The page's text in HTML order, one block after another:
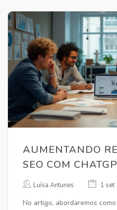
AUMENTANDO
SEO COM
DO MARKETING
Luísa Antunes 1 set
No artigo, abordaremos